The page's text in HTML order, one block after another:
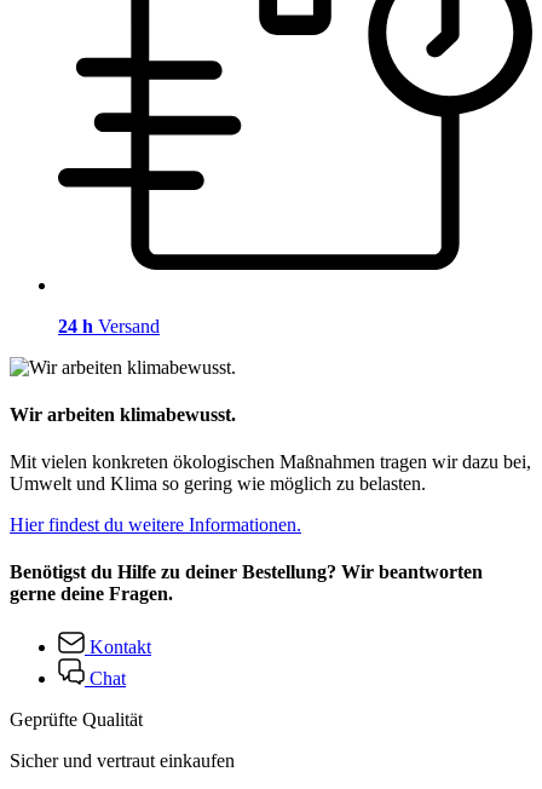
24 h Versand
Wir arbeiten klimabewusst.
Mit vielen konkreten ökologischen Maßnahmen tragen wir dazu bei,
Umwelt und Klima so gering wie möglich zu belasten.
Hier findest du weitere Informationen.
Benötigst du Hilfe zu deiner Bestellung? Wir beantworten
gerne deine Fragen.
Kontakt
Chat
Geprüfte Qualität
Sicher und vertraut einkaufen